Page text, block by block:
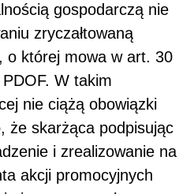
gospodarczą nie
zryczałtowaną
o której mowa w art. 30
W takim
nie ciążą obowiązki
że skarżąca podpisując
i zrealizowanie na
akcji promocyjnych